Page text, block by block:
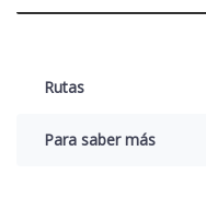
Rutas
Para saber más